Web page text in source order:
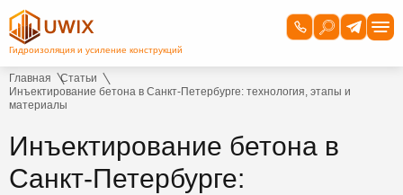
Главная
Статьи
Инъектирование бетона в Санкт-Петербурге: технология, этапы и
материалы
Инъектирование бетона в
Санкт-Петербурге: